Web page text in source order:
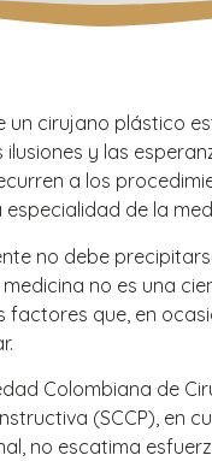
un cirujano plástico
y las
a los
de la
no debe
no es una
factores que, en
Colombiana de
(SCCP), en
no escatima